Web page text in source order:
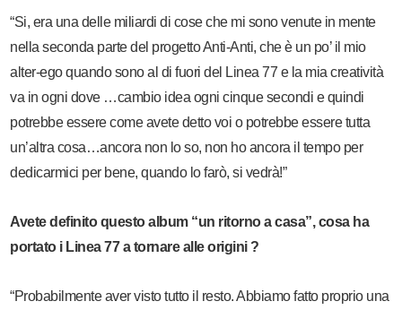
“Si, era una delle miliardi di cose che mi sono venute in mente
nella seconda parte del progetto Anti-Anti, che è un po’ il mio
alter-ego quando sono al di fuori del Linea 77 e la mia creatività
va in ogni dove …cambio idea ogni cinque secondi e quindi
potrebbe essere come avete detto voi o potrebbe essere tutta
un’altra cosa…ancora non lo so, non ho ancora il tempo per
dedicarmici per bene, quando lo farò, si vedrà!”
Avete definito questo album “un ritorno a casa”, cosa ha
portato i Linea 77 a tornare alle origini ?
“Probabilmente aver visto tutto il resto. Abbiamo fatto proprio una